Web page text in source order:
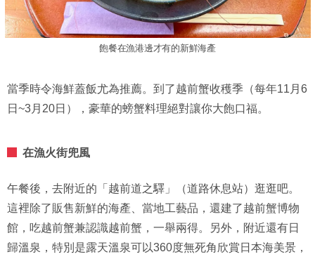
飽餐在漁港邊才有的新鮮海產
當季時令海鮮蓋飯尤為推薦。到了越前蟹收穫季（每年11月6
日~3月20日），豪華的螃蟹料理絕對讓你大飽口福。
在漁火街兜風
午餐後，去附近的「越前道之驛」（道路休息站）逛逛吧。
這裡除了販售新鮮的海產、當地工藝品，還建了越前蟹博物
館，吃越前蟹兼認識越前蟹，一舉兩得。另外，附近還有日
歸溫泉，特別是露天溫泉可以360度無死角欣賞日本海美景，